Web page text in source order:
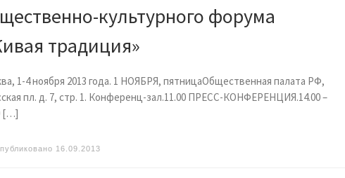
культурного форума
традиция»
1-4 ноября 2013 года. 1 НОЯБРЯ, пятницаОбщественная палата РФ,
пл. д. 7, стр. 1. Конференц-зал.11.00 ПРЕСС-КОНФЕРЕНЦИЯ.14.00 –
[…]
16.09.2013